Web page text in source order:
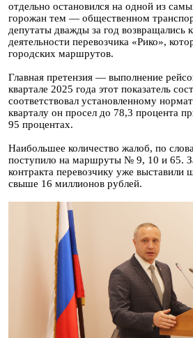
отдельно остановился на одной из
горожан тем — общественном
депутаты дважды за год возвращались
деятельности перевозчика «Рико»,
городских маршрутов.
Главная претензия — выполнение
квартале 2025 года этот показатель
соответствовал установленному
кварталу он просел до 78,3 процента
95 процентах.
Наибольшее количество жалоб, по
поступило на маршруты № 9, 10 и 65.
контракта перевозчику уже
свыше 16 миллионов рублей.